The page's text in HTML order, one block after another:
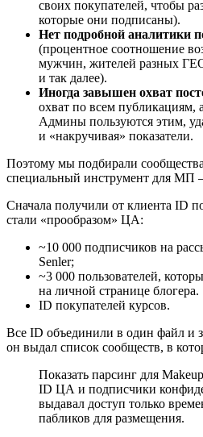
своих покупателей, чтобы
которые они подписаны).
Нет подробной аналитики
(процентное соотношение
мужчин, жителей разных
и так далее).
Иногда завышен охват
охват по всем публикациям,
Админы пользуются этим,
и «накручивая» показатели.
Поэтому мы подбирали
специальный инструмент для МП
Сначала получили от клиента ID
стали «прообразом» ЦА:
~10 000 подписчиков на
Senler;
~3 000 пользователей,
на личной странице блогера.
ID покупателей курсов.
Все ID объединили в один файл и
он выдал список сообществ, в
Показать парсинг для
ID ЦА и подписчики
выдавал доступ только
пабликов для размещения.